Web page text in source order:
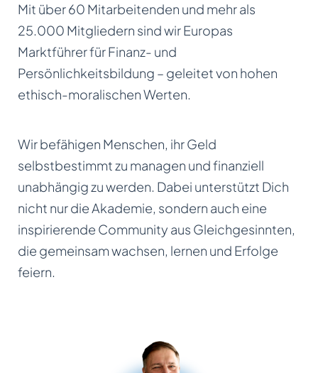
Mit über 60 Mitarbeitenden und mehr als
25.000 Mitgliedern sind wir Europas
Marktführer für Finanz- und
Persönlichkeitsbildung – geleitet von hohen
ethisch-moralischen Werten.
Wir befähigen Menschen, ihr Geld
selbstbestimmt zu managen und finanziell
unabhängig zu werden. Dabei unterstützt Dich
nicht nur die Akademie, sondern auch eine
inspirierende Community aus Gleichgesinnten,
die gemeinsam wachsen, lernen und Erfolge
feiern.